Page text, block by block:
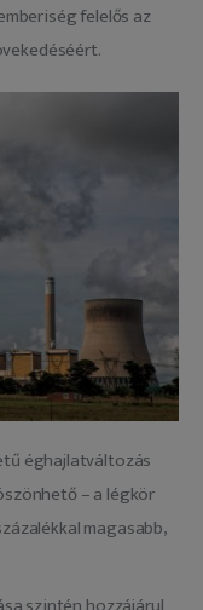
felelős az
éghajlatváltozás
– a légkör
magasabb,